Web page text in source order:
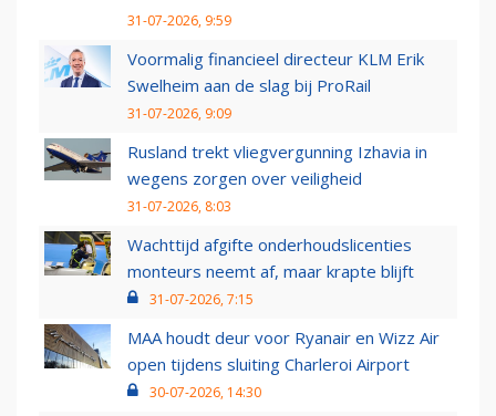
31-07-2026, 9:59
Voormalig financieel directeur KLM Erik
Swelheim aan de slag bij ProRail
31-07-2026, 9:09
Rusland trekt vliegvergunning Izhavia in
wegens zorgen over veiligheid
31-07-2026, 8:03
Wachttijd afgifte onderhoudslicenties
monteurs neemt af, maar krapte blijft
31-07-2026, 7:15
MAA houdt deur voor Ryanair en Wizz Air
open tijdens sluiting Charleroi Airport
30-07-2026, 14:30